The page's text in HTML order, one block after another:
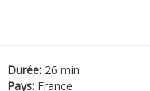
Durée: 26 min
Pays: France